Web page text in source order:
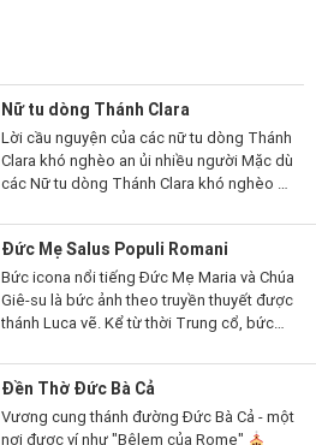
Nữ tu dòng Thánh Clara
Lời cầu nguyện của các nữ tu dòng Thánh
Clara khó nghèo an ủi nhiều người Mặc dù
các Nữ tu dòng Thánh Clara khó nghèo ở
ngoài hầu như không gặp thấy...
Đức Mẹ Salus Populi Romani
Bức icona nổi tiếng Đức Mẹ Maria và Chúa
Giê-su là bức ảnh theo truyền thuyết được
thánh Luca vẽ. Kể từ thời Trung cổ, bức
biệt, những người chạy đến...
Đền Thờ Đức Bà Cả
Vương cung thánh đường Đức Bà Cả - một
nơi được ví như "Bêlem của Rome"